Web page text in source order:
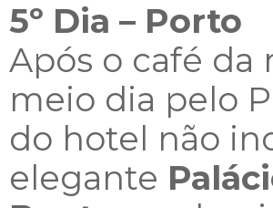
5º Dia – Porto
Após o café da
meio dia pelo
do hotel não
elegante